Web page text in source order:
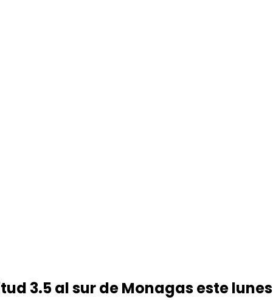
3.5 al sur de Monagas este lunes